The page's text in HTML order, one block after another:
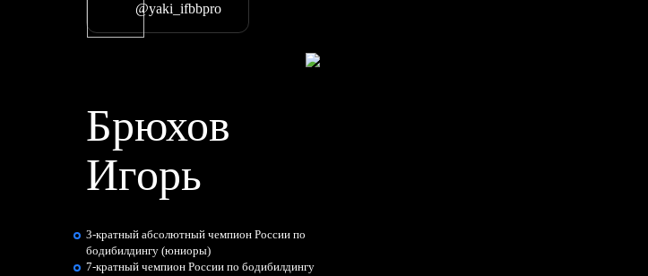
@yaki_ifbbpro
Брюхов
Игорь
3-кратный абсолютный чемпион России по
бодибилдингу (юниоры)
7-кратный чемпион России по бодибилдингу